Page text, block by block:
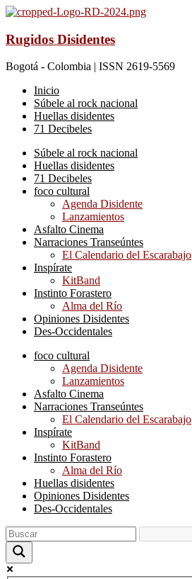
Rugidos Disidentes
Bogotá - Colombia | ISSN 2619-5569
Inicio
Súbele al rock nacional
Huellas disidentes
71 Decibeles
Súbele al rock nacional
Huellas disidentes
71 Decibeles
foco cultural
Agenda Disidente
Lanzamientos
Asfalto Cinema
Narraciones Transeúntes
El Calendario del Escarabajo
Inspírate
KitBand
Instinto Forastero
Alma del Río
Opiniones Disidentes
Des-Occidentales
foco cultural
Agenda Disidente
Lanzamientos
Asfalto Cinema
Narraciones Transeúntes
El Calendario del Escarabajo
Inspírate
KitBand
Instinto Forastero
Alma del Río
Huellas disidentes
Opiniones Disidentes
Des-Occidentales